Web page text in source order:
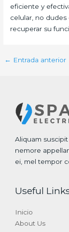
eficiente y
celular, no dudes
recuperar su
← Entrada anterior
Aliquam
nemore
ei, mel tempor
Useful
Inicio
About Us